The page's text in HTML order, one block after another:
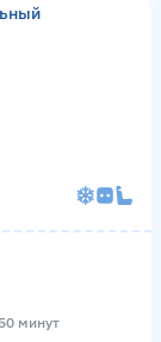
минут